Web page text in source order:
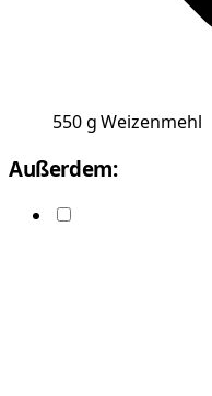
550g Weizenmehl
Außerdem: